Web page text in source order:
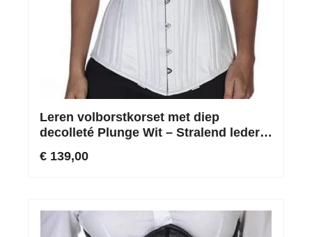
Leren volborstkorset met diep
decolleté Plunge Wit – Stralend leder &
€ 139,00